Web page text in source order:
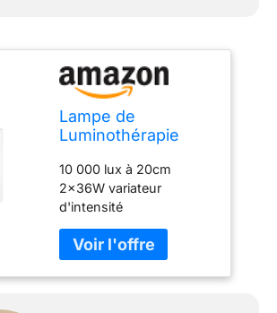
Lampe de
Luminothérapie
blanche
10 000 lux à 20cm
2x36W variateur
d'intensité